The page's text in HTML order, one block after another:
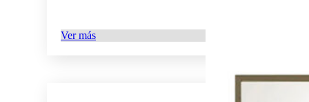
Ver más